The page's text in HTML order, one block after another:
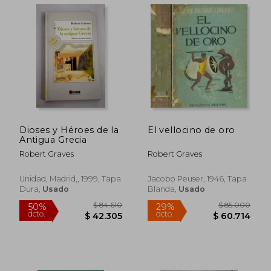
50%
dcto.
$ 108.688 29%
dcto.
$
Dioses y Héroes de la
Antigua Grecia
Robert Graves
Unidad, Madrid,, 1999, Tapa
Dura, Usado
El vellocino de oro
Robert Graves
Jacobo Peuser, 1946, Tapa
Blanda, Usado